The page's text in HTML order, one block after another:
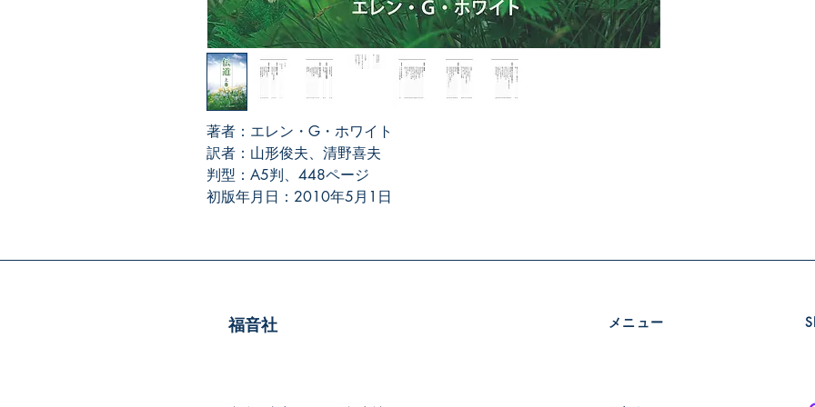
著者：エレン・G・ホワイト
訳者：山形俊夫、清野喜夫
判型：A5判、448ページ
初版年月日：2010年5月1日
福音社 メニュー